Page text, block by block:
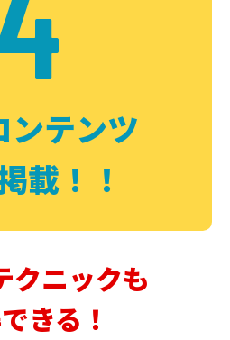
ンテンツ
載！！
クニックも
きる！